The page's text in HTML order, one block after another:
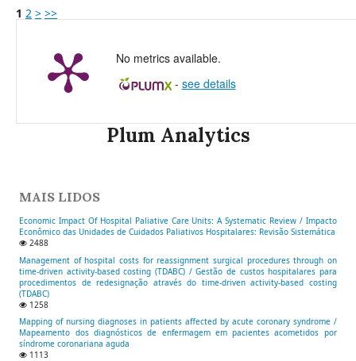
1 2 > >>
No metrics available.
- see details
Plum Analytics
MAIS LIDOS
Economic Impact Of Hospital Paliative Care Units: A Systematic Review / Impacto
Econômico das Unidades de Cuidados Paliativos Hospitalares: Revisão Sistemática
2488
Management of hospital costs for reassignment surgical procedures through on
time-driven activity-based costing (TDABC) / Gestão de custos hospitalares para
procedimentos de redesignação através do time-driven activity-based costing
(TDABC)
1258
Mapping of nursing diagnoses in patients affected by acute coronary syndrome /
Mapeamento dos diagnósticos de enfermagem em pacientes acometidos por
síndrome coronariana aguda
1113